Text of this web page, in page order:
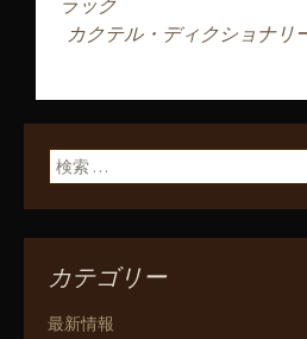
投稿ナビ
ン
ラック
カクテル・ディクショナ
検索:
カテゴリー
最新情報